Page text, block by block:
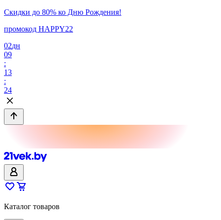
Скидки до 80% ко Дню Рождения!
промокод HAPPY22
02дн
09
:
13
:
24
Каталог товаров